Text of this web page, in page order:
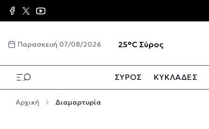
Παράκαμψη προς το κυρίως περιεχόμενο
Παρασκευή 07/08/2026 25°C Σύρος
ΣΥΡΟΣ ΚΥΚΛΑΔΕΣ
Αρχική Διαμαρτυρία